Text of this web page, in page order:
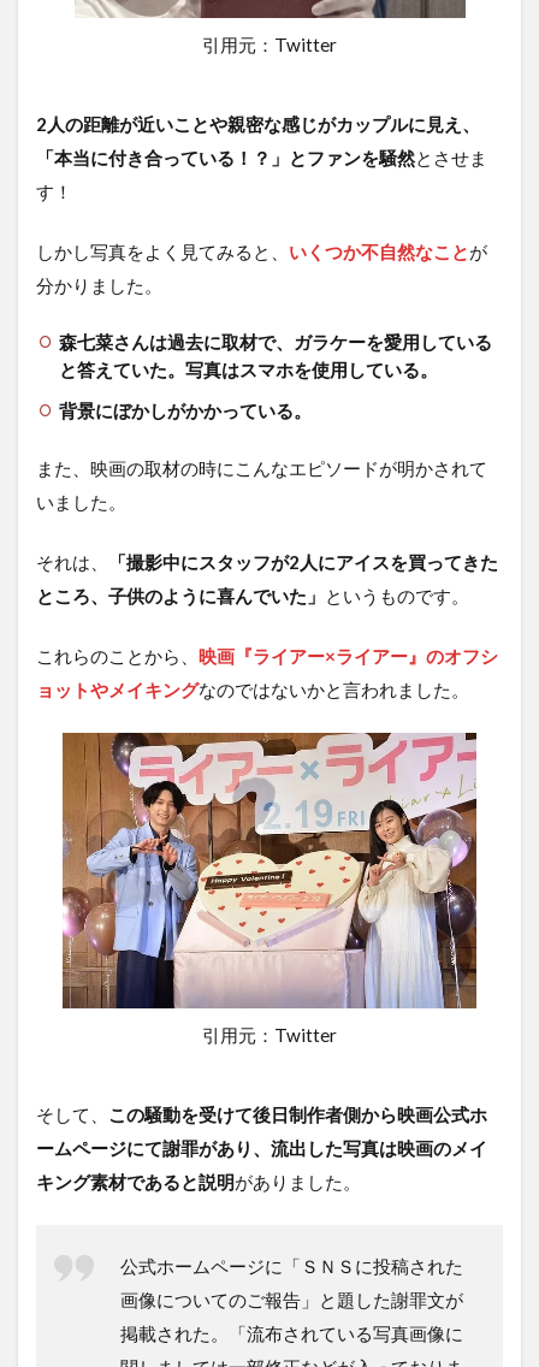
引用元：Twitter
2人の距離が近いことや親密な感じがカップルに見え、
「本当に付き合っている！？」とファンを騒然とさせま
す！
しかし写真をよく見てみると、 いくつか不自然なことが
分かりました。
森七菜さんは過去に取材で、ガラケーを愛用している
と答えていた。写真はスマホを使用している。
背景にぼかしがかかっている。
また、映画の取材の時にこんなエピソードが明かされて
いました。
それは、
「撮影中にスタッフが2人にアイスを買ってきた
ところ、子供のように喜んでいた」 というものです。
これらのことから、 映画『ライアー×ライアー』のオフシ
ョットやメイキングなのではないかと言われました。
引用元：Twitter
そして、 この騒動を受けて後日制作者側から映画公式ホ
ームページにて謝罪があり、流出した写真は映画のメイ
キング素材であると説明がありました。
公式ホームページに「ＳＮＳに投稿された
画像についてのご報告」と題した謝罪文が
掲載された。「流布されている写真画像に